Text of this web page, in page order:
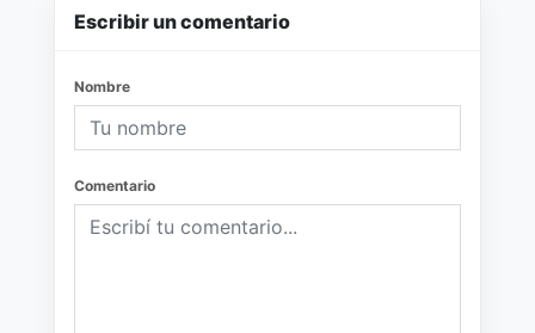
Escribir un comentario
Nombre
Comentario